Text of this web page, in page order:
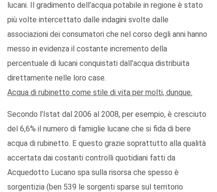
lucani. Il gradimento dell’acqua potabile in regione è stato
più volte intercettato dalle indagini svolte dalle
associazioni dei consumatori che nel corso degli anni hanno
messo in evidenza il costante incremento della
percentuale di lucani conquistati dall’acqua distribuita
direttamente nelle loro case.
Acqua di rubinetto come stile di vita per molti, dunque.
Secondo l’Istat dal 2006 al 2008, per esempio, è cresciuto
del 6,6% il numero di famiglie lucane che si fida di bere
acqua di rubinetto. E questo grazie soprattutto alla qualità
accertata dai costanti controlli quotidiani fatti da
Acquedotto Lucano spa sulla risorsa che spesso è
sorgentizia (ben 539 le sorgenti sparse sul territorio